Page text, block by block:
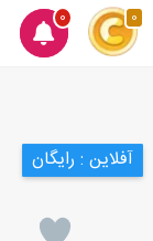
0 0
آفلاین : رایگان